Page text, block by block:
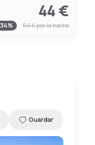
44 €
34% 66 €por la noche
Guardar